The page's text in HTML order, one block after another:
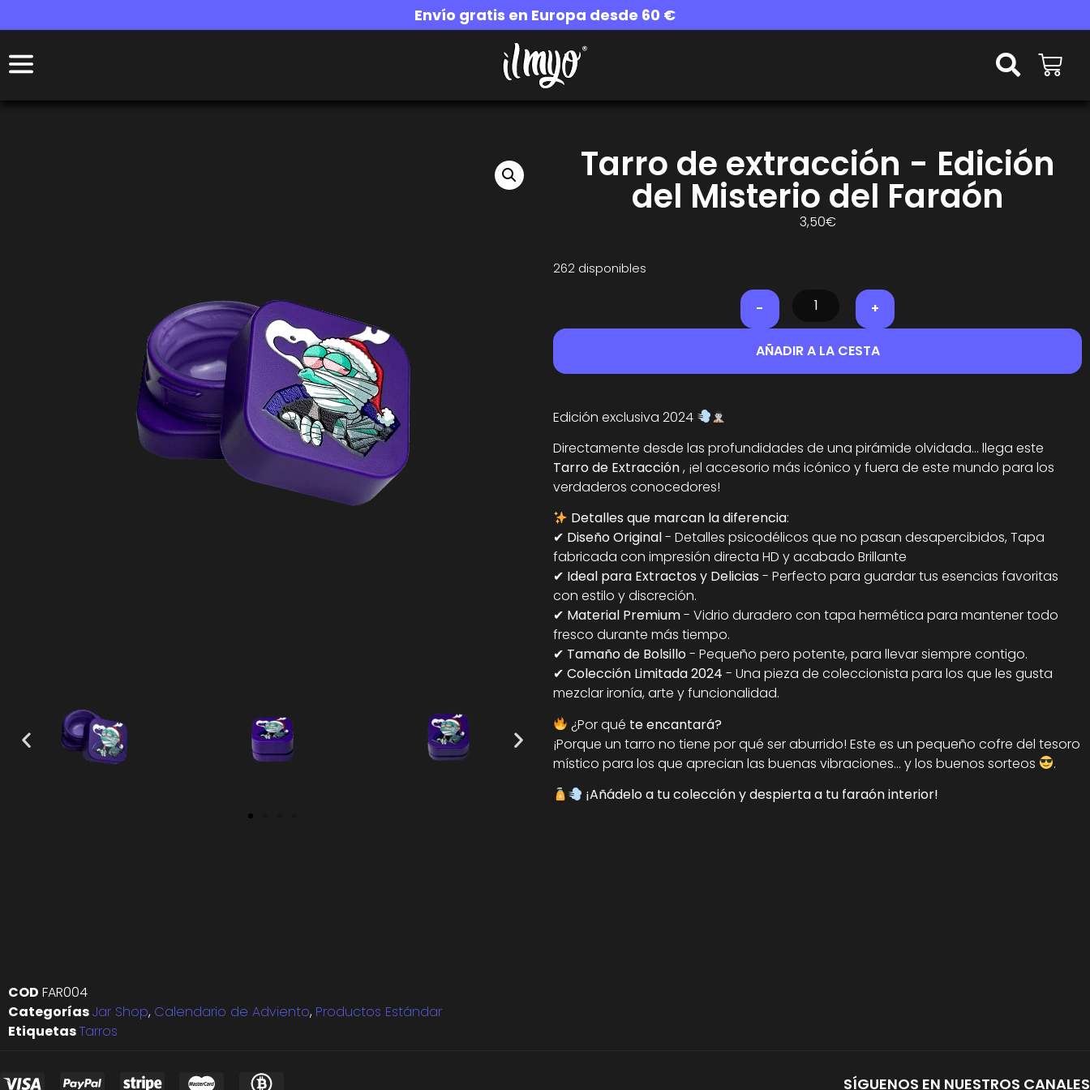
Envío gratis en Europa desde 60 €
Tarro de extracción - Edición
del Misterio del Faraón
3,50€
262 disponibles
- +
AÑADIR A LA CESTA
Edición exclusiva 2024
Directamente desde las profundidades de una pirámide olvidada... llega este
Tarro de Extracción, ¡el accesorio más icónico y fuera de este mundo para los
verdaderos conocedores!
Detalles que marcan la diferencia:
✔ Diseño Original- Detalles psicodélicos que no pasan desapercibidos, Tapa
fabricada con impresión directa HD y acabado Brillante
✔ Ideal para Extractos y Delicias - Perfecto para guardar tus esencias favoritas
con estilo y discreción.
✔ Material Premium- Vidrio duradero con tapa hermética para mantener todo
fresco durante más tiempo.
✔ Tamaño de Bolsillo- Pequeño pero potente, para llevar siempre contigo.
✔ Colección Limitada 2024 - Una pieza de coleccionista para los que les gusta
mezclar ironía, arte y funcionalidad.
¿Por qué te encantará?
¡Porque un tarro no tiene por qué ser aburrido! Este es un pequeño cofre del tesoro
místico para los que aprecian las buenas vibraciones... y los buenos sorteos
.
¡Añádelo a tu colección y despierta a tu faraón interior!
COD FAR004
CategoríasJar Shop, Calendario de Adviento, Productos Estándar
EtiquetasTarros
SÍGUENOS EN NUESTROS CANALES